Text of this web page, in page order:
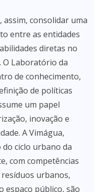
consolidar uma
entre as entidades
diretas no
O Laboratório da
de conhecimento,
de políticas
um papel
inovação e
A Vimágua,
ciclo urbano da
com competências
urbanos,
espaço público, são